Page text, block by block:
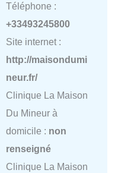
Téléphone :
+33493245800
Site internet :
http://maisondumi
neur.fr/
Clinique La Maison
Du Mineur à
domicile : non
renseigné
Clinique La Maison